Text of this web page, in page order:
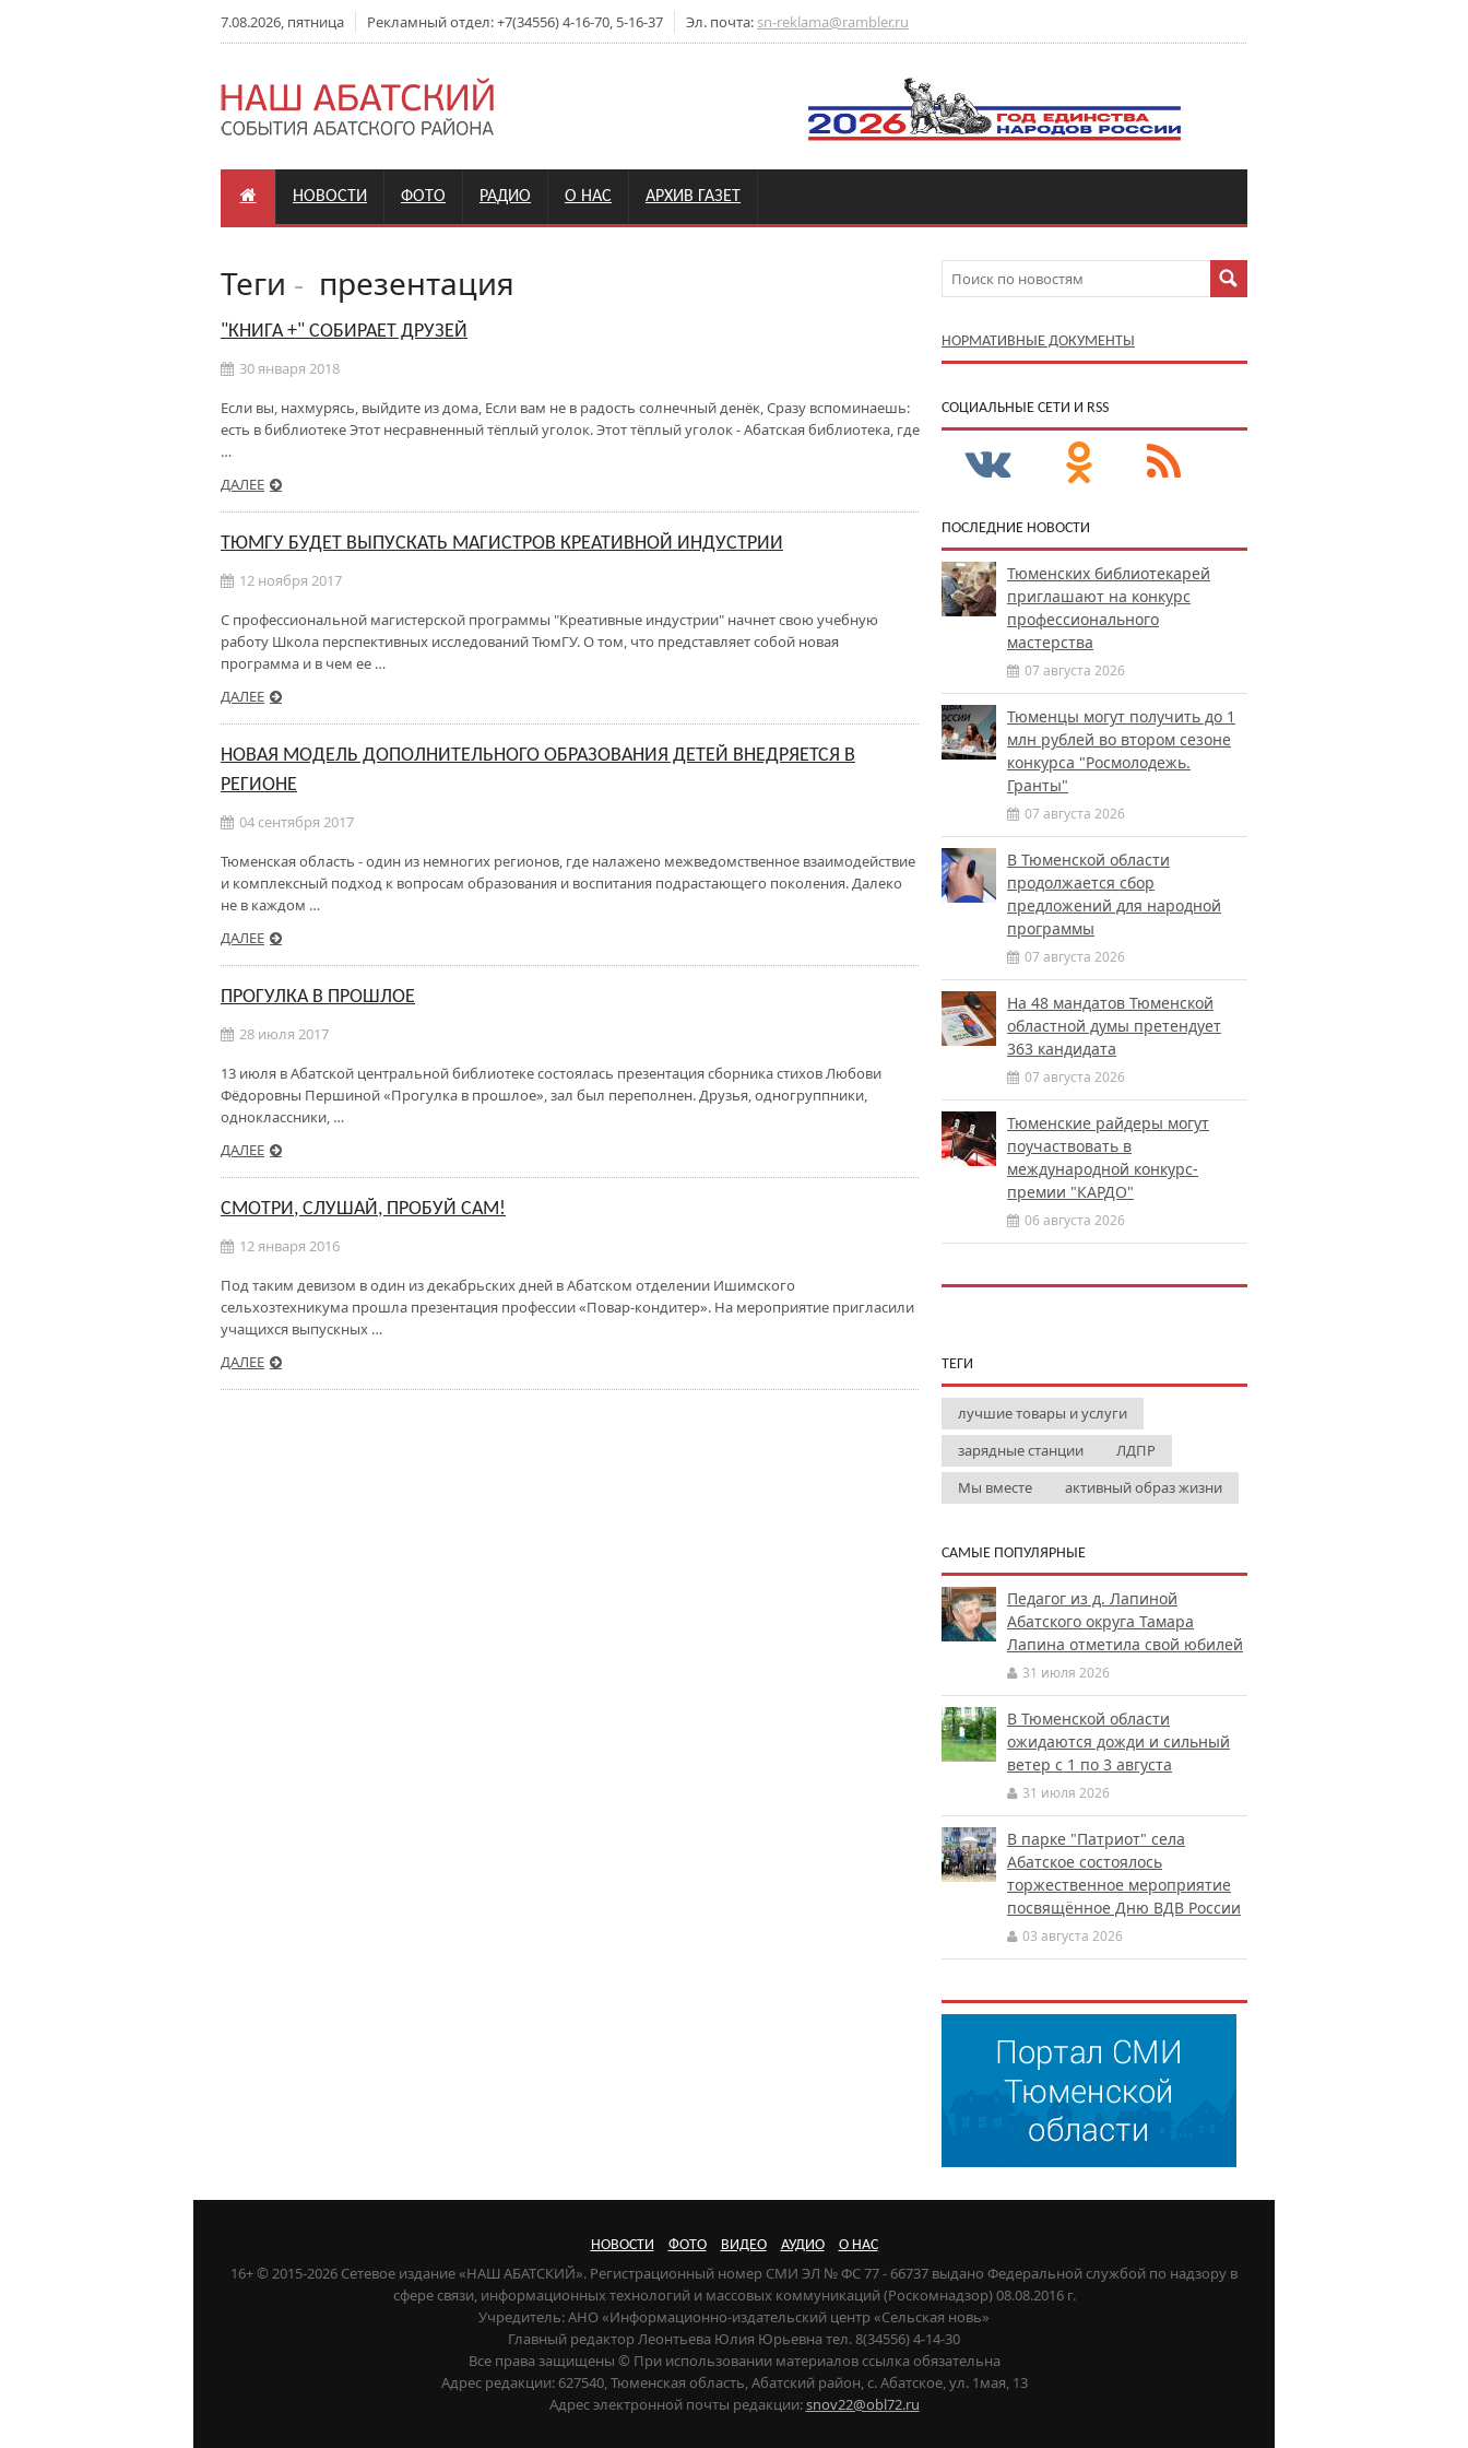
7.08.2026, пятница Рекламный отдел: +7(34556) 4-16-70, 5-16-37 Эл. почта: sn-reklama@rambler.ru
НОВОСТИ ФОТО РАДИО О НАС АРХИВ ГАЗЕТ
Теги - презентация
"КНИГА +" СОБИРАЕТ ДРУЗЕЙ
30 января 2018
Если вы, нахмурясь, выйдите из дома, Если вам не в радость солнечный денёк, Сразу вспоминаешь:
есть в библиотеке Этот несравненный тёплый уголок. Этот тёплый уголок - Абатская библиотека, где
…
ДАЛЕЕ
ТЮМГУ БУДЕТ ВЫПУСКАТЬ МАГИСТРОВ КРЕАТИВНОЙ ИНДУСТРИИ
12 ноября 2017
С профессиональной магистерской программы "Креативные индустрии" начнет свою учебную
работу Школа перспективных исследований ТюмГУ. О том, что представляет собой новая
программа и в чем ее …
ДАЛЕЕ
НОВАЯ МОДЕЛЬ ДОПОЛНИТЕЛЬНОГО ОБРАЗОВАНИЯ ДЕТЕЙ ВНЕДРЯЕТСЯ В
РЕГИОНЕ
04 сентября 2017
Тюменская область - один из немногих регионов, где налажено межведомственное взаимодействие
и комплексный подход к вопросам образования и воспитания подрастающего поколения. Далеко
не в каждом …
ДАЛЕЕ
ПРОГУЛКА В ПРОШЛОЕ
28 июля 2017
13 июля в Абатской центральной библиотеке состоялась презентация сборника стихов Любови
Фёдоровны Першиной «Прогулка в прошлое», зал был переполнен. Друзья, одногруппники,
одноклассники, …
ДАЛЕЕ
СМОТРИ, СЛУШАЙ, ПРОБУЙ САМ!
12 января 2016
Под таким девизом в один из декабрьских дней в Абатском отделении Ишимского
сельхозтехникума прошла презентация профессии «Повар-кондитер». На мероприятие пригласили
учащихся выпускных …
ДАЛЕЕ
НОРМАТИВНЫЕ ДОКУМЕНТЫ
CОЦИАЛЬНЫЕ СЕТИ И RSS
ПОСЛЕДНИЕ НОВОСТИ
Тюменских библиотекарей
приглашают на конкурс
профессионального
мастерства
07 августа 2026
Тюменцы могут получить до 1
млн рублей во втором сезоне
конкурса "Росмолодежь.
Гранты"
07 августа 2026
В Тюменской области
продолжается сбор
предложений для народной
программы
07 августа 2026
На 48 мандатов Тюменской
областной думы претендует
363 кандидата
07 августа 2026
Тюменские райдеры могут
поучаствовать в
международной конкурс-
премии "КАРДО"
06 августа 2026
ТЕГИ
лучшие товары и услуги
зарядные станции
ЛДПР
Мы вместе
активный образ жизни
САМЫЕ ПОПУЛЯРНЫЕ
Педагог из д. Лапиной
Абатского округа Тамара
Лапина отметила свой юбилей
31 июля 2026
В Тюменской области
ожидаются дожди и сильный
ветер с 1 по 3 августа
31 июля 2026
В парке "Патриот" села
Абатское состоялось
торжественное мероприятие
посвящённое Дню ВДВ России
03 августа 2026
НОВОСТИ ФОТО ВИДЕО АУДИО О НАС
16+ © 2015-2026 Сетевое издание «НАШ АБАТСКИЙ». Регистрационный номер СМИ ЭЛ № ФС 77 - 66737 выдано Федеральной службой по надзору в
сфере связи, информационных технологий и массовых коммуникаций (Роскомнадзор) 08.08.2016 г.
Учредитель: АНО «Информационно-издательский центр «Сельская новь»
Главный редактор Леонтьева Юлия Юрьевна тел. 8(34556) 4-14-30
Все права защищены © При использовании материалов ссылка обязательна
Адрес редакции: 627540, Тюменская область, Абатский район, с. Абатское, ул. 1мая, 13
Адрес электронной почты редакции:snov22@obl72.ru